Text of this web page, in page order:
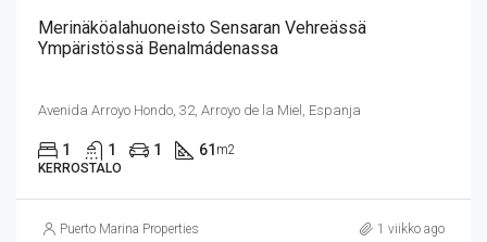
Merinäköalahuoneisto Sensaran Vehreässä
Ympäristössä Benalmádenassa
Avenida Arroyo Hondo, 32, Arroyo de la Miel, Espanja
1 1 1 61 m2
KERROSTALO
Puerto Marina Properties 1 viikko ago